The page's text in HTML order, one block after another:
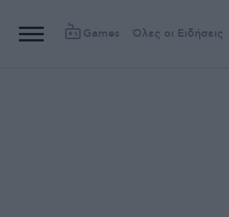
Games Όλες οι Ειδήσεις